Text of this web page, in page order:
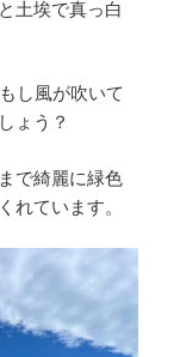
土埃で真っ白
し風が吹いて
ょう？
で綺麗に緑色
れています。